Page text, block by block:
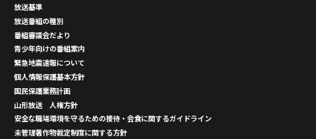
放送基準
放送番組の種別
番組審議会だより
青少年向けの番組案内
緊急地震速報について
個人情報保護基本方針
国民保護業務計画
山形放送 人権方針
安全な職場環境を守るための接待・会食に関するガイドライン
未管理著作物裁定制度に関する方針